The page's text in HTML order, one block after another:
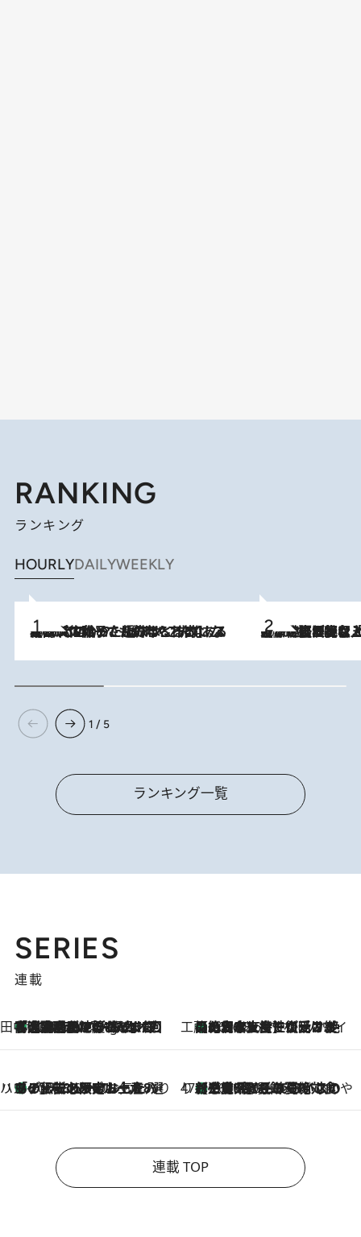
RANKING
ランキング
HOURLYDAILYWEEKLY
2026.8.5
【阿川佐和子さんの年とる力】なぜ70代で始めた趣味は“こんなに楽しい”のか？ ピアノ、俳句…スランプに陥っても続けられる“ある秘訣”とは 2026.8.5
【なぜ吉沢亮は「気配を消せる」のか？】興行収入208億の『国宝』を経て挑むミュージカル『ディア・エヴァン・ハンセン』。トップ俳優が舞台上でさらけ出した“孤独”とは
1 / 5
ランキング一覧
SERIES
連載
田中稲の勝手に再ブーム
50 Minutes Ago
「湘南乃風に憧れて」観客大盛上がりの“タオル回し”に、ラッパー顔負けの高速歌唱まで…さだまさし（74）のアグレッシブすぎる現在地 工藤まやのおもてなしハワイ
2026.8.6
【ハワイ土産】ローカルの絶大な支持で復活！ 絶品の幻クッキー《元ファンの日本人女性が受け継いだ名店》
ハワイ賢者 リサのお気に入りリスト2026.8.6
あの伝説の限定トートも！ リニューアルした「ディーン＆デルーカ ハワイ」で必須のお土産8選 47都道府県の手みやげ ひんやりスイーツで夏を満喫
2026.8.6
【三重県】この夏絶対食べたい 冷やしておいしいおやつ3選 お餅×アイスの新感覚スイーツ
連載 TOP